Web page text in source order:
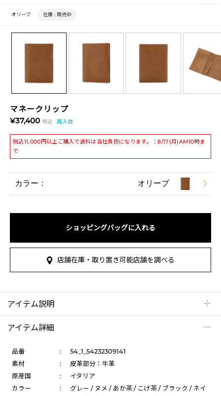
マネークリップ
¥37,400 税込 再入荷
税込11,000円以上ご購入で送料は当社負担になります。：8/17(月)AM10時ま
で
オリーブ 在庫 : 販売中
カラー： オリーブ
ショッピングバッグに入れる
店舗在庫・取り置き可能店舗を調べる
アイテム説明
アイテム詳細
品番 :
54_1_54232309141
素材
:
皮革部分：牛革
原産国
:
イタリア
カラー
:
グレー / ヌメ / あか茶 / こげ茶 / ブラック / ネイ